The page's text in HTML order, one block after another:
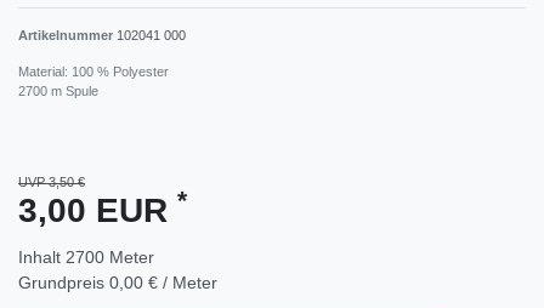
Artikelnummer 102041 000
Material: 100 % Polyester
2700 m Spule
UVP 3,50 €
3,00 EUR *
Inhalt 2700 Meter
Grundpreis 0,00 € / Meter